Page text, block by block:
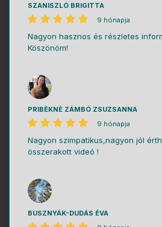
SZANISZLÓ BRIGITTA
9 hónapja
Nagyon hasznos és részletes
Köszönöm!
PRIBÈKNÈ ZÁMBÓ ZSUZSANNA
9 hónapja
Nagyon szimpatikus,nagyon jól
összerakott videó !
BUSZNYÁK-DUDÁS ÉVA